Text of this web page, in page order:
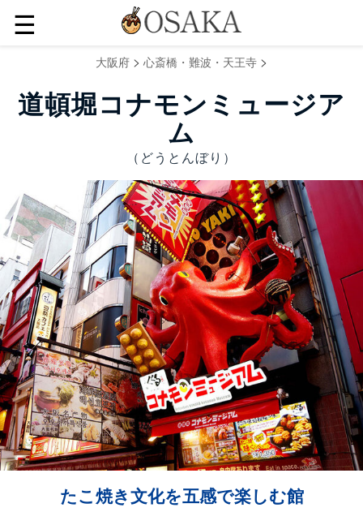
☰
大阪府 > 心斎橋・難波・天王寺 >
道頓堀コナモンミュージア
ム
（どうとんぼり）
たこ焼き文化を五感で楽しむ館